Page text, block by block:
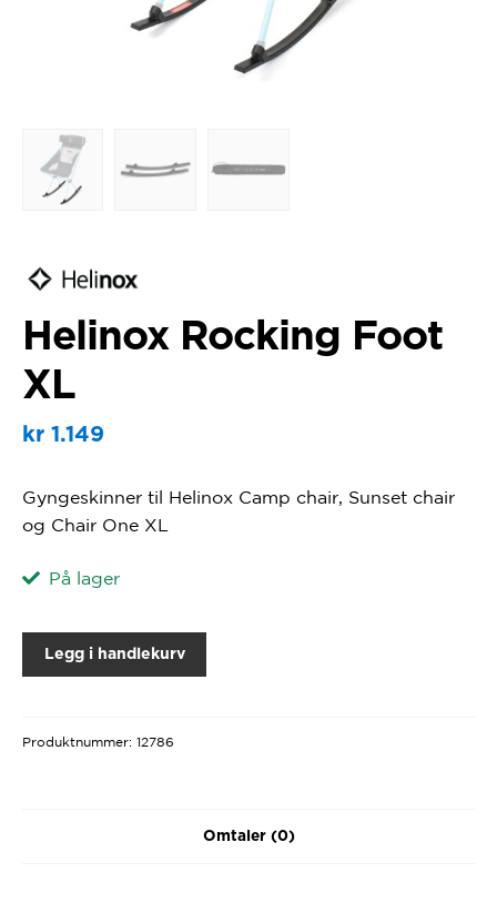
Helinox Rocking Foot
XL
kr1.149
Gyngeskinner til Helinox Camp chair, Sunset chair
og Chair One XL
På lager
Legg i handlekurv
Produktnummer: 12786
Omtaler (0)